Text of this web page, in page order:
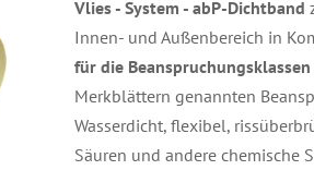
Vlies - System - abP-Dichtband
Innen- und Außenbereich in
für die Beanspruchungsklassen
Merkblättern genannten
Wasserdicht, flexibel,
Säuren und andere chemische